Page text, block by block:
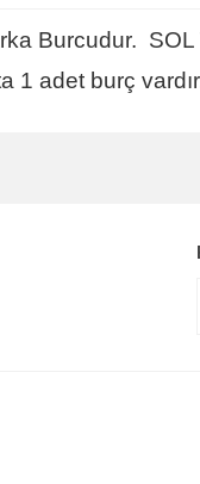
Burcudur. SOL
1 adet burç